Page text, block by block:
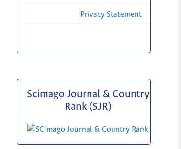
Privacy Statement
Scimago Journal & Country
Rank (SJR)